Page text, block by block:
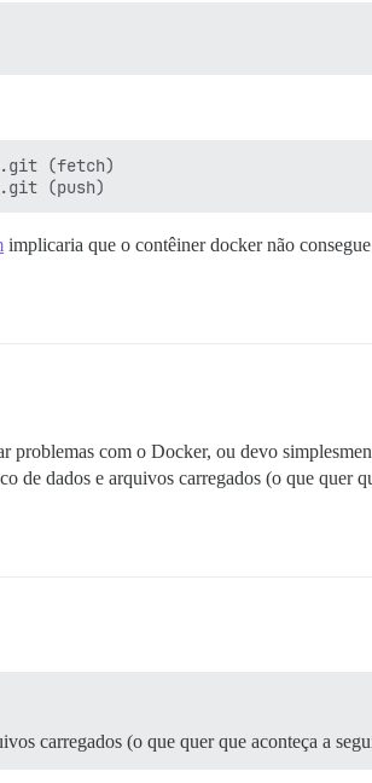
implicaria que o contêiner docker não
problemas com o Docker, ou devo
de dados e arquivos carregados (o que quer
carregados (o que quer que aconteça a